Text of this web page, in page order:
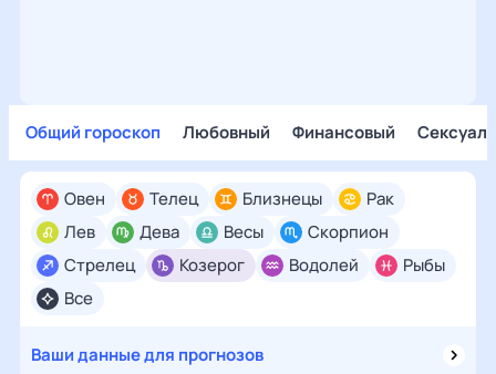
Общий гороскоп Любовный Финансовый
Все
Овен Телец Близнецы
Рак
Лев
Дева Весы
Скорпион
Стрелец
Козерог Водолей Рыбы
Ваши данные для прогнозов